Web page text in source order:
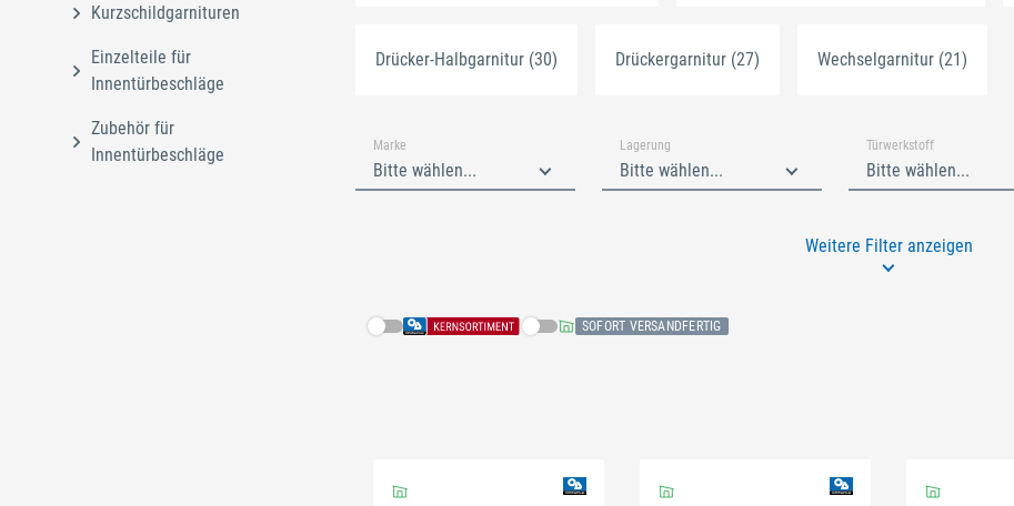
Kurzschildgarnituren
Einzelteile für
Innentürbeschläge
Zubehör für
Innentürbeschläge
Drücker-Halbgarnitur (30) Drückergarnitur (27) Wechselgarnitur (21)
Marke
Bitte wählen...
Lagerung
Bitte wählen...
Türwerkstoff
Bitte wählen...
Weitere Filter anzeigen
SOFORT VERSANDFERTIG